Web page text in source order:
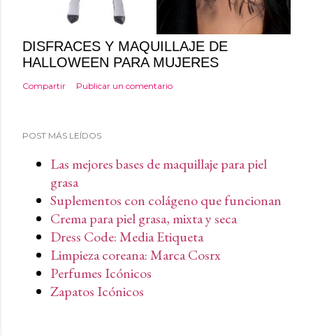
DISFRACES Y MAQUILLAJE DE
HALLOWEEN PARA MUJERES
Compartir Publicar un comentario
POST MÁS LEÍDOS
Las mejores bases de maquillaje para piel
grasa
Suplementos con colágeno que funcionan
Crema para piel grasa, mixta y seca
Dress Code: Media Etiqueta
Limpieza coreana: Marca Cosrx
Perfumes Icónicos
Zapatos Icónicos